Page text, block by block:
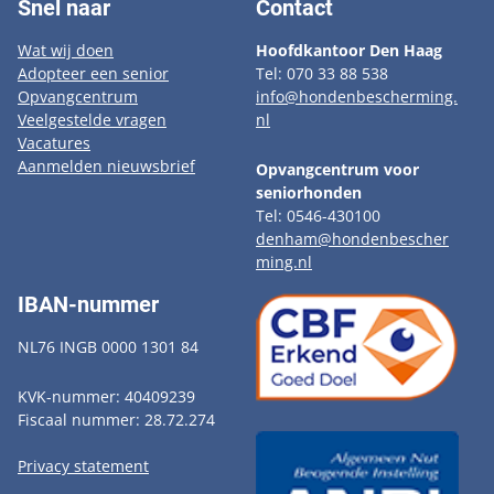
Snel naar
Wat wij doen
Adopteer een senior
Opvangcentrum
Veelgestelde vragen
Vacatures
Aanmelden nieuwsbrief
Contact
Hoofdkantoor Den Haag
Tel: 070 33 88 538
info@hondenbescherming.
nl
Opvangcentrum voor
seniorhonden
Tel: 0546-430100
denham@hondenbescher
ming.nl
IBAN-nummer
NL76 INGB 0000 1301 84
KVK-nummer: 40409239
Fiscaal nummer: 28.72.274
Privacy statement